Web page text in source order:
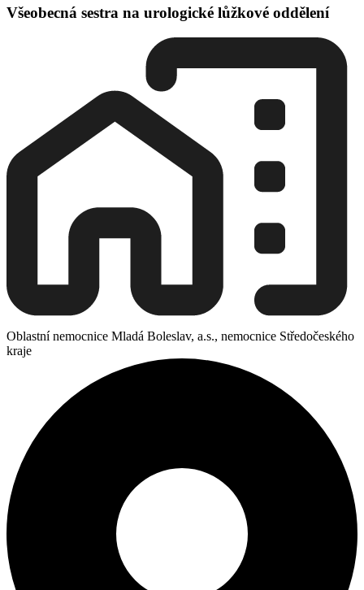
Všeobecná sestra na urologické lůžkové oddělení
Oblastní nemocnice Mladá Boleslav, a.s., nemocnice Středočeského
kraje